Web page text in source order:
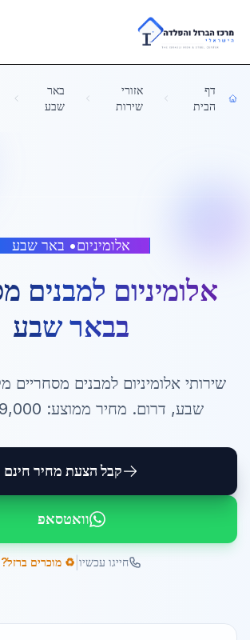
Skip to main content
דף
הבית
אזורי
שירות
באר
שבע
אלומיניום• באר שבע
אלומיניום למבנים
בבאר שבע
שירותי אלומיניום למבנים מסחריים
שבע, דרום. מחיר ממוצע: 9,000
קבל הצעת מחיר חינם
וואטסאפ
חייגו עכשיו ♻️ מוכרים ברזל?